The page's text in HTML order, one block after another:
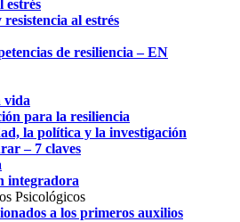
estrés
al estrés
de resiliencia – EN
vida
para la resiliencia
la política y la investigación
– 7 claves
integradora
Psicológicos
a los primeros auxilios